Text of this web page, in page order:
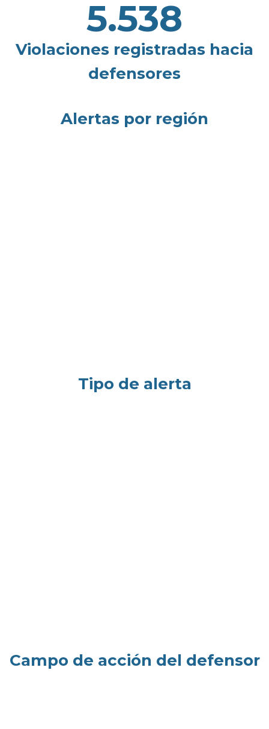
5.538
Violaciones registradas hacia
defensores
Alertas por región
Tipo de alerta
Campo de acción del defensor